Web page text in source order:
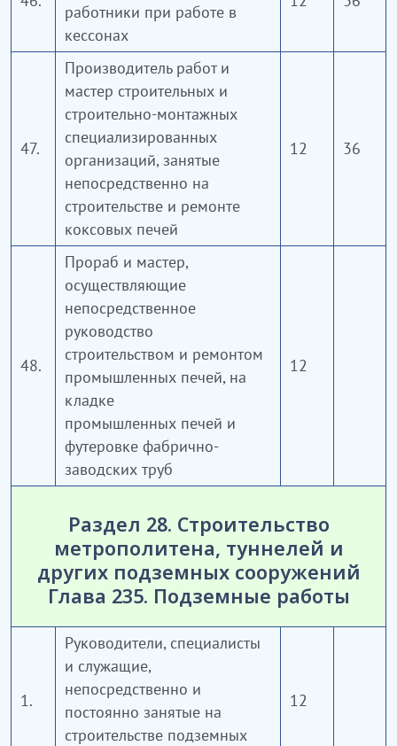
работники при работе в
кессонах
47.
Производитель работ и
мастер строительных и
строительно-монтажных
специализированных
организаций, занятые
непосредственно на
строительстве и ремонте
коксовых печей
12 36
48.
Прораб и мастер,
осуществляющие
непосредственное
руководство
строительством и ремонтом
промышленных печей, на
кладке
промышленных печей и
футеровке фабрично-
заводских труб
12
Раздел 28. Строительство
метрополитена, туннелей и
других подземных сооружений
Глава 235. Подземные работы
1.
Руководители, специалисты
и служащие,
непосредственно и
постоянно занятые на
строительстве подземных
12